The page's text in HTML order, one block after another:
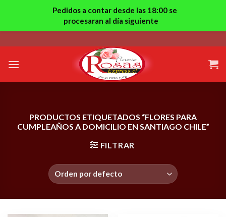
to
content
PRODUCTOS ETIQUETADOS “FLORES PARA
CUMPLEAÑOS A DOMICILIO EN SANTIAGO CHILE”
FILTRAR
Pedidos a contar desde las 18:00 se
procesaran al día siguiente